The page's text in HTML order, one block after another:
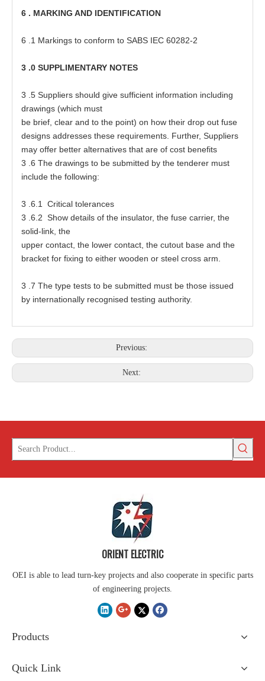
6 . MARKING AND IDENTIFICATION
6 .1 Markings to conform to SABS IEC 60282-2
3 .0 SUPPLIMENTARY NOTES
3 .5 Suppliers should give sufficient information including
drawings (which must
be brief, clear and to the point) on how their drop out fuse
designs addresses these requirements. Further, Suppliers
may offer better alternatives that are of cost benefits
3 .6 The drawings to be submitted by the tenderer must
include the following:
3 .6.1 Critical tolerances
3 .6.2 Show details of the insulator, the fuse carrier, the
solid-link, the
upper contact, the lower contact the cutout base and the
bracket for fixing to either wooden or steel cross arm.
3 .7 The type tests to be submitted must be those issued
by internationally recognised testing authority.
Previous:
Next:
ORIENT ELECTRIC
OEI is able to lead turn-key projects and also cooperate in specific parts
of engineering projects.
Products
Quick Link